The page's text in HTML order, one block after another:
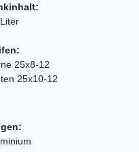
25x8-12
25x10-12